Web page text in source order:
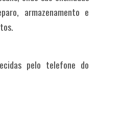
armazenamento e
pelo telefone do